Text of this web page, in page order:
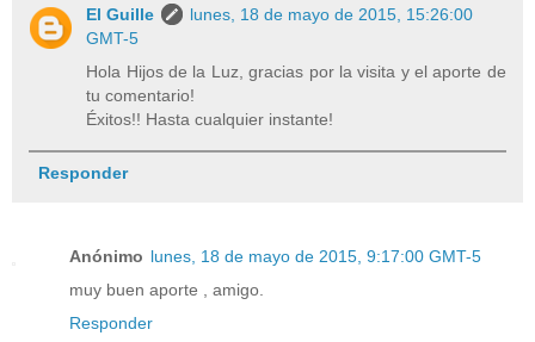
El Guille
lunes, 18 de mayo de 2015, 15:26:00
GMT-5
Hola Hijos de la Luz, gracias por la visita y el aporte de
tu comentario!
Éxitos!! Hasta cualquier instante!
Responder
Anónimo lunes, 18 de mayo de 2015, 9:17:00 GMT-5
muy buen aporte , amigo.
Responder